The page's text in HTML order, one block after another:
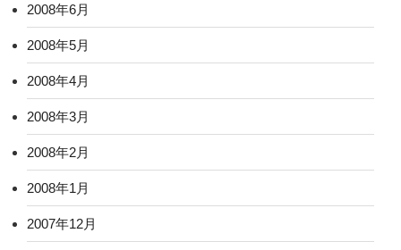
2008年6月
2008年5月
2008年4月
2008年3月
2008年2月
2008年1月
2007年12月